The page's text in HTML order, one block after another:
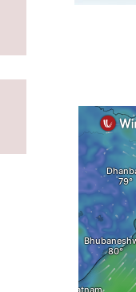
দেশের